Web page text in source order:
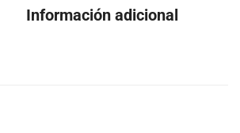
Información adicional